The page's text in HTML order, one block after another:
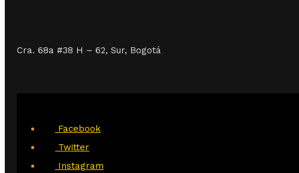
Cra. 68a #38 H – 62, Sur, Bogotá
Facebook
Twitter
Instagram